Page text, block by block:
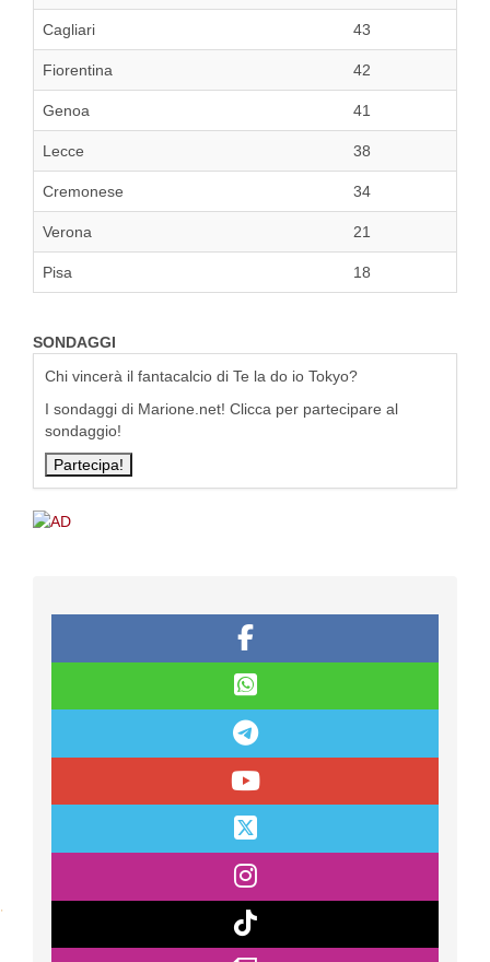
Cagliari 43
Fiorentina 42
Genoa 41
Lecce 38
Cremonese 34
Verona 21
Pisa 18
SONDAGGI
Chi vincerà il fantacalcio di Te la do io Tokyo?
I sondaggi di Marione.net! Clicca per partecipare al
sondaggio!